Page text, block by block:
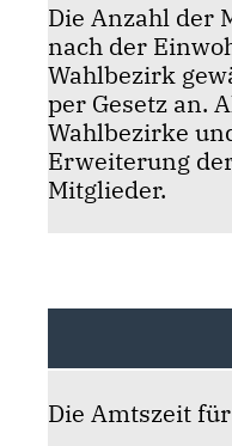
Die Anzahl der
nach der
Wahlbezirk
per Gesetz an.
Wahlbezirke
Erweiterung
Mitglieder.
Die Amtszeit